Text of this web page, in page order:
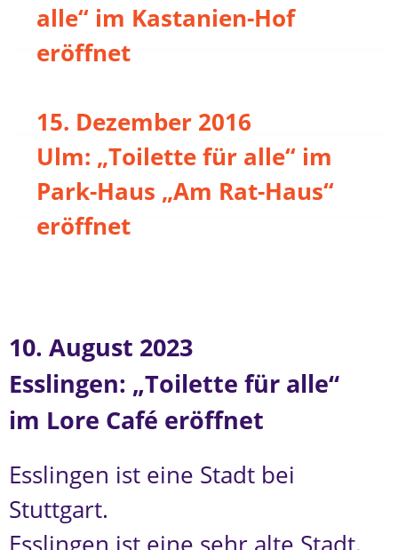
alle“ im Kastanien-Hof
eröffnet
15. Dezember 2016
Ulm: „Toilette für alle“ im
Park-Haus „Am Rat-Haus“
eröffnet
10. August 2023
Esslingen: „Toilette für alle“
im Lore Café eröffnet
Esslingen ist eine Stadt bei
Stuttgart.